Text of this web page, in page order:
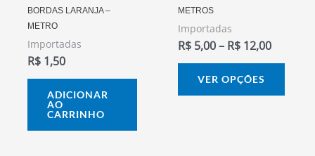
BORDAS LARANJA –
METRO
Importadas
R$ 1,50
ADICIONAR
AO
CARRINHO
METROS
Importadas
R$ 5,00– R$ 12,00
VER OPÇÕES